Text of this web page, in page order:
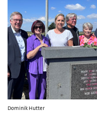
Dominik Hutter